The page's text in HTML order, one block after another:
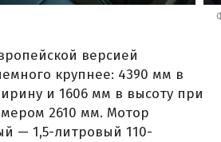
версией
крупнее: 4390 мм в
и 1606 мм в высоту при
2610 мм. Мотор
— 1,5-литровый 110-